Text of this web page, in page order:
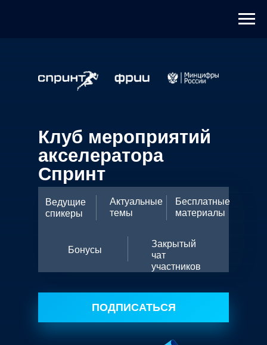
ПОДПИСАТЬСЯ
Клуб мероприятий
акселератора
Спринт
Ведущие
спикеры
Актуальные
темы
Бесплатные
материалы
Бонусы
Закрытый
чат
участников